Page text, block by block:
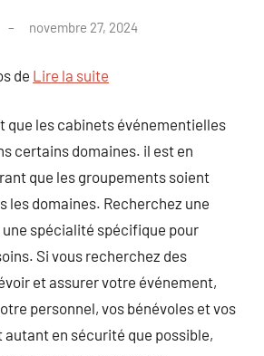
novembre 27, 2024
de Lire la suite
que les cabinets événementielles
certains domaines. il est en
que les groupements soient
les domaines. Recherchez une
spécialité spécifique pour
Si vous recherchez des
et assurer votre événement,
personnel, vos bénévoles et vos
en sécurité que possible,